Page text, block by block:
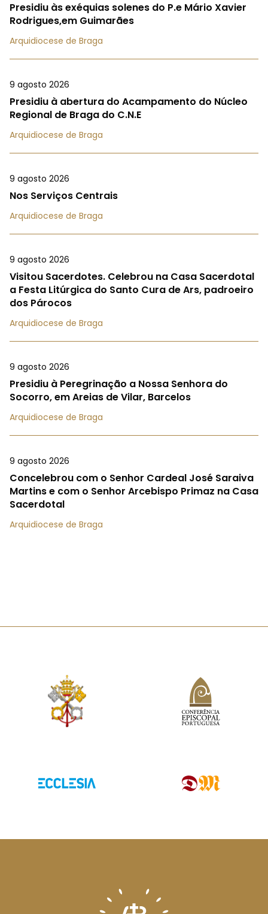
Presidiu às exéquias solenes do P.e Mário Xavier
Rodrigues,em Guimarães
Arquidiocese de Braga
9 agosto 2026
Presidiu à abertura do Acampamento do Núcleo
Regional de Braga do C.N.E
Arquidiocese de Braga
9 agosto 2026
Nos Serviços Centrais
Arquidiocese de Braga
9 agosto 2026
Visitou Sacerdotes. Celebrou na Casa Sacerdotal
a Festa Litúrgica do Santo Cura de Ars, padroeiro
dos Párocos
Arquidiocese de Braga
9 agosto 2026
Presidiu à Peregrinação a Nossa Senhora do
Socorro, em Areias de Vilar, Barcelos
Arquidiocese de Braga
9 agosto 2026
Concelebrou com o Senhor Cardeal José Saraiva
Martins e com o Senhor Arcebispo Primaz na Casa
Sacerdotal
Arquidiocese de Braga